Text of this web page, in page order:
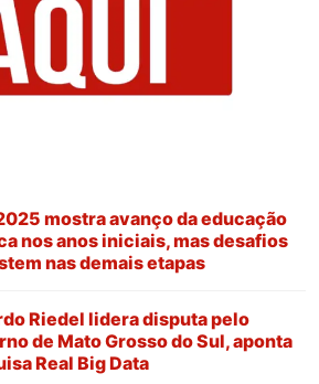
mostra avanço da educação
nos anos iniciais, mas desafios
nas demais etapas
Riedel lidera disputa pelo
de Mato Grosso do Sul, aponta
Real Big Data